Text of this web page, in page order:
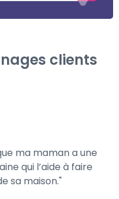
clients
ma maman a une
qui l’aide à faire
sa maison.